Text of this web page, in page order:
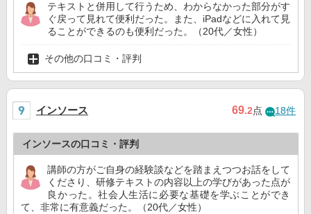
テキストと併用して行うため、わからなかった部分がす
ぐ戻って見れて便利だった。また、iPadなどに入れて見
ることができるのも便利だった。（20代／女性）
その他の口コミ・評判
インソース 69.2点 18件
インソースの口コミ・評判
講師の方がご自身の経験談などを踏まえつつお話をして
くださり、研修テキストの内容以上の学びがあった点が
良かった。社会人生活に必要な基礎を学ぶことができ
て、非常に有意義だった。（20代／女性）